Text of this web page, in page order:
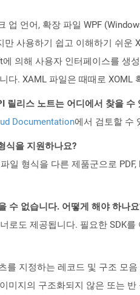
업 언어, 확장 파일 WPF
사용하기 쉽고 이해하기 쉬
의해 사용자 인터페이스를 생
다. XAML 파일은 때때로 XOML
릴리스 노트는 어디에서 찾을 수
Documentation에서 검토할 수
식을 지원하나요?
형식을 다른 제품군으로 PDF,
수 없습니다. 어떻게 해야 하나
로도 제공됩니다. 필요한 SDK
를 지정하는 레코드 및 구조 모
미지의 구조화되지 않은 또는